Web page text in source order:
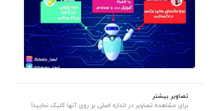
تصاویر بیشتر
برای مشاهده تصاویر در اندازه اصلی بر روی آنها کلیک نمایید!